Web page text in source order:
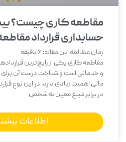
مقاطعه‌ کاری چیست؟
حسابداری قرارداد
زمان مطالعه این مقاله:6 دقیقه
مقاطعه ‌کاری یکی از رایج‌ترین
و خدماتی است و شناخت درست آن برای
مالی اهمیت زیادی دارد. در این نوع
در برابر مبلغ معین به شخص
اطلاعات